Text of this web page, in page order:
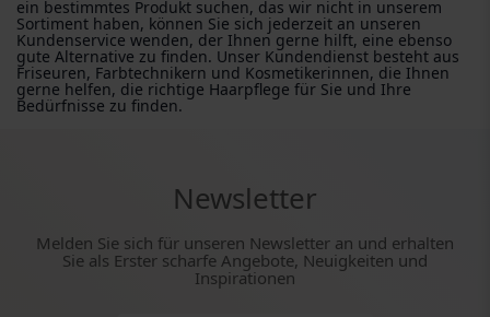
ein bestimmtes Produkt suchen, das wir nicht in unserem
Sortiment haben, können Sie sich jederzeit an unseren
Kundenservice wenden, der Ihnen gerne hilft, eine ebenso
gute Alternative zu finden. Unser Kundendienst besteht aus
Friseuren, Farbtechnikern und Kosmetikerinnen, die Ihnen
gerne helfen, die richtige Haarpflege für Sie und Ihre
Bedürfnisse zu finden.
Newsletter
Melden Sie sich für unseren Newsletter an und erhalten
Sie als Erster scharfe Angebote, Neuigkeiten und
Inspirationen